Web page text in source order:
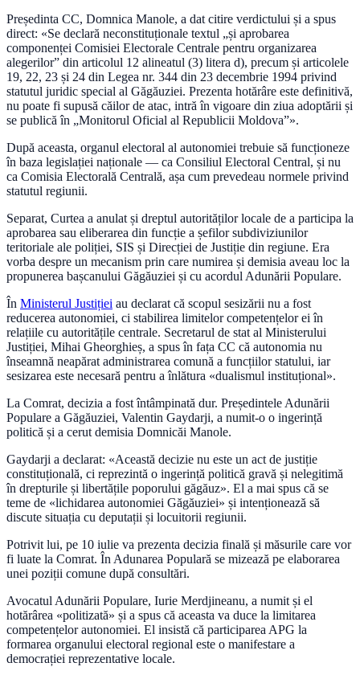
Președinta CC, Domnica Manole, a dat citire verdictului și a spus
direct: «Se declară neconstituționale textul „și aprobarea
componenței Comisiei Electorale Centrale pentru organizarea
alegerilor” din articolul 12 alineatul (3) litera d), precum și articolele
19, 22, 23 și 24 din Legea nr. 344 din 23 decembrie 1994 privind
statutul juridic special al Găgăuziei. Prezenta hotărâre este definitivă,
nu poate fi supusă căilor de atac, intră în vigoare din ziua adoptării și
se publică în „Monitorul Oficial al Republicii Moldova”».
După aceasta, organul electoral al autonomiei trebuie să funcționeze
în baza legislației naționale — ca Consiliul Electoral Central, și nu
ca Comisia Electorală Centrală, așa cum prevedeau normele privind
statutul regiunii.
Separat, Curtea a anulat și dreptul autorităților locale de a participa la
aprobarea sau eliberarea din funcție a șefilor subdiviziunilor
teritoriale ale poliției, SIS și Direcției de Justiție din regiune. Era
vorba despre un mecanism prin care numirea și demisia aveau loc la
propunerea bașcanului Găgăuziei și cu acordul Adunării Populare.
În Ministerul Justiției au declarat că scopul sesizării nu a fost
reducerea autonomiei, ci stabilirea limitelor competențelor ei în
relațiile cu autoritățile centrale. Secretarul de stat al Ministerului
Justiției, Mihai Gheorghieș, a spus în fața CC că autonomia nu
înseamnă neapărat administrarea comună a funcțiilor statului, iar
sesizarea este necesară pentru a înlătura «dualismul instituțional».
La Comrat, decizia a fost întâmpinată dur. Președintele Adunării
Populare a Găgăuziei, Valentin Gaydarji, a numit-o o ingerință
politică și a cerut demisia Domnicăi Manole.
Gaydarji a declarat: «Această decizie nu este un act de justiție
constituțională, ci reprezintă o ingerință politică gravă și nelegitimă
în drepturile și libertățile poporului găgăuz». El a mai spus că se
teme de «lichidarea autonomiei Găgăuziei» și intenționează să
discute situația cu deputații și locuitorii regiunii.
Potrivit lui, pe 10 iulie va prezenta decizia finală și măsurile care vor
fi luate la Comrat. În Adunarea Populară se mizează pe elaborarea
unei poziții comune după consultări.
Avocatul Adunării Populare, Iurie Merdjineanu, a numit și el
hotărârea «politizată» și a spus că aceasta va duce la limitarea
competențelor autonomiei. El insistă că participarea APG la
formarea organului electoral regional este o manifestare a
democrației reprezentative locale.